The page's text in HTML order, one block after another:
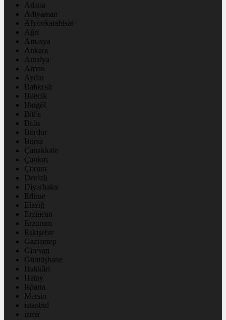
Adana
Adıyaman
Afyonkarahisar
Ağrı
Amasya
Ankara
Antalya
Artvin
Aydın
Balıkesir
Bilecik
Bingöl
Bitlis
Bolu
Burdur
Bursa
Çanakkale
Çankırı
Çorum
Denizli
Diyarbakır
Edirne
Elazığ
Erzincan
Erzurum
Eskişehir
Gaziantep
Giresun
Gümüşhane
Hakkâri
Hatay
Isparta
Mersin
istanbul
izmir